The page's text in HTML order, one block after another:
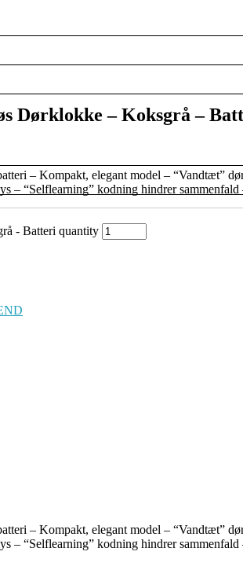
Dørklokke – Koksgrå –
– Kompakt, elegant model – “Vandtæt”
– “Selflearning” kodning hindrer
- Batteri quantity
– Kompakt, elegant model – “Vandtæt”
– “Selflearning” kodning hindrer